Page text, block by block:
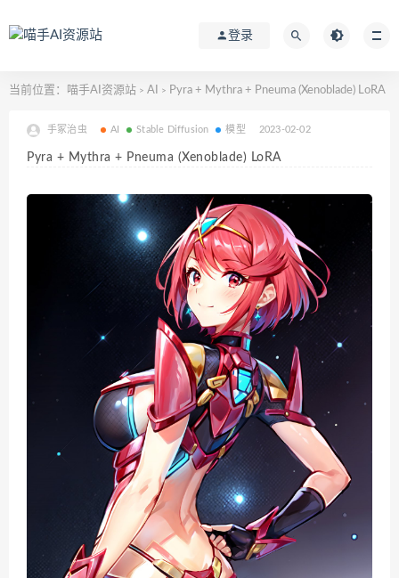
登录
当前位置： 喵手AI资源站 > AI > Pyra + Mythra + Pneuma (Xenoblade) LoRA
手冢治虫 AI Stable Diffusion 模型 2023-02-02
Pyra + Mythra + Pneuma (Xenoblade) LoRA